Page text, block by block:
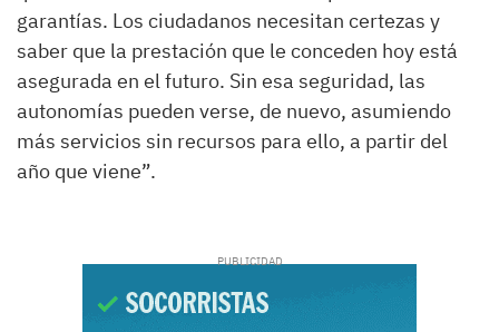
garantías. Los ciudadanos necesitan certezas y
saber que la prestación que le conceden hoy está
asegurada en el futuro. Sin esa seguridad, las
autonomías pueden verse, de nuevo, asumiendo
más servicios sin recursos para ello, a partir del
año que viene”.